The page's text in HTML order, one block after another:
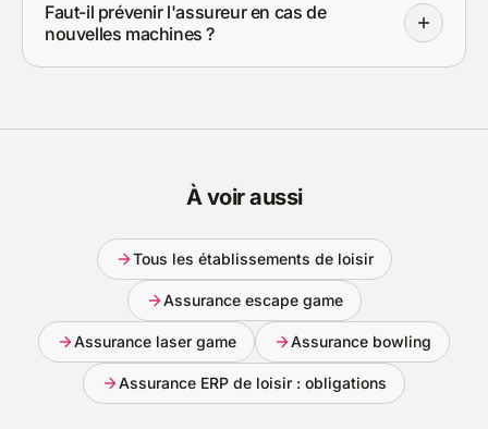
Faut-il prévenir l'assureur en cas de
nouvelles machines ?
À voir aussi
Tous les établissements de loisir
Assurance escape game
Assurance laser game Assurance bowling
Assurance ERP de loisir : obligations